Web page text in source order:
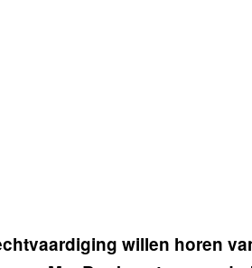
willen horen